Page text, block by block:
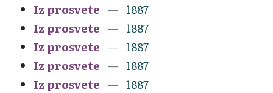
Iz prosvete
1887
Iz prosvete
1887
Iz prosvete
1887
Iz prosvete
1887
Iz prosvete
1887